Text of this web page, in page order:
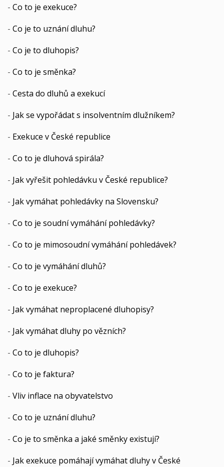
- Co to je exekuce?
- Co je to uznání dluhu?
- Co je to dluhopis?
- Co to je směnka?
- Cesta do dluhů a exekucí
- Jak se vypořádat s insolventním dlužníkem?
- Exekuce v České republice
- Co to je dluhová spirála?
- Jak vyřešit pohledávku v České republice?
- Jak vymáhat pohledávky na Slovensku?
- Co to je soudní vymáhání pohledávky?
- Co to je mimosoudní vymáhání pohledávek?
- Co to je vymáhání dluhů?
- Co to je exekuce?
- Jak vymáhat neproplacené dluhopisy?
- Jak vymáhat dluhy po vězních?
- Co to je dluhopis?
- Co to je faktura?
- Vliv inflace na obyvatelstvo
- Co to je uznání dluhu?
- Co je to směnka a jaké směnky existují?
- Jak exekuce pomáhají vymáhat dluhy v České